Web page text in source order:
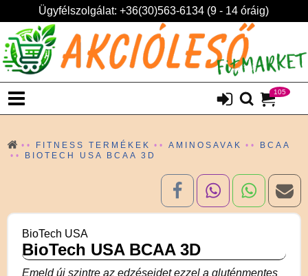
Ügyfélszolgálat: +36(30)563-6134 (9 - 14 óráig)
105
FITNESS TERMÉKEK AMINOSAVAK
BCAA
BIOTECH USA BCAA 3D
BioTech USA
BioTech USA BCAA 3D
Emeld új szintre az edzéseidet ezzel a gluténmentes